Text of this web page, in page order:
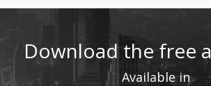
How to get
Download the free
Available in